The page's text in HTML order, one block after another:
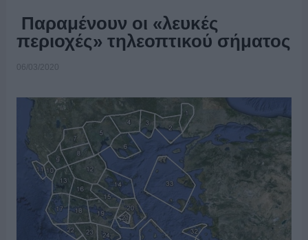
Παραμένουν οι «λευκές
περιοχές» τηλεοπτικού σήματος
06/03/2020